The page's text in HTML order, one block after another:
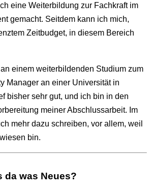
eine Weiterbildung zur Fachkraft im
gemacht. Seitdem kann ich mich,
Zeitbudget, in diesem Bereich
einem weiterbildenden Studium zum
Manager an einer Universität in
bisher sehr gut, und ich bin in den
meiner Abschlussarbeit. Im
mehr dazu schreiben, vor allem, weil
bin.
da was Neues?